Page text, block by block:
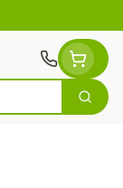
Zoek